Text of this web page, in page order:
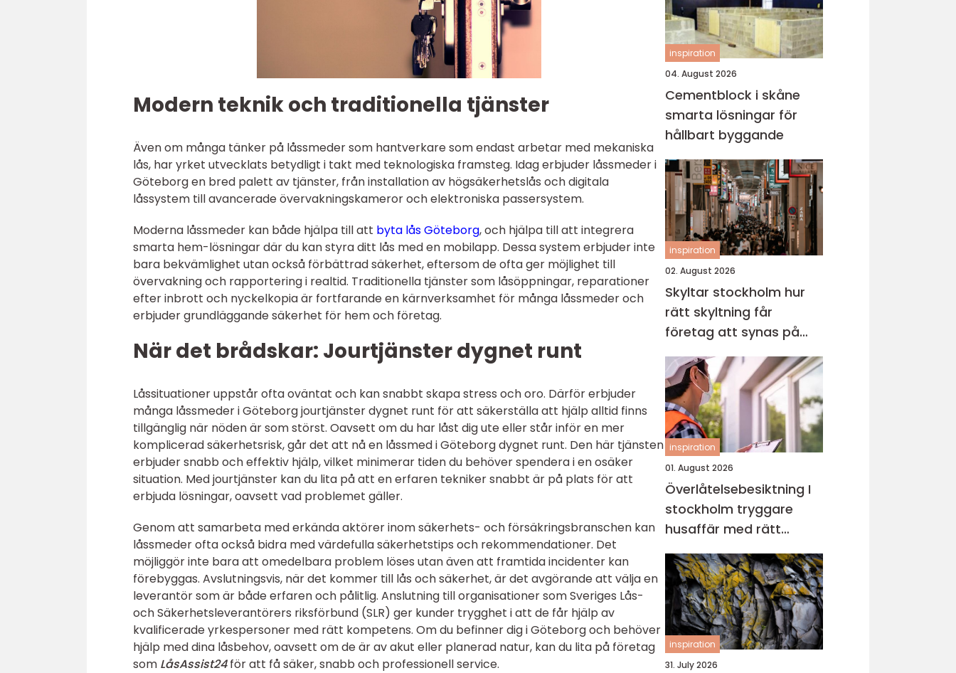
Modern teknik och traditionella tjänster
Även om många tänker på låssmeder som hantverkare som endast arbetar med mekaniska
lås, har yrket utvecklats betydligt i takt med teknologiska framsteg. Idag erbjuder låssmeder i
Göteborg en bred palett av tjänster, från installation av högsäkerhetslås och digitala
låssystem till avancerade övervakningskameror och elektroniska passersystem.
Moderna låssmeder kan både hjälpa till att byta lås Göteborg, och hjälpa till att integrera
smarta hem-lösningar där du kan styra ditt lås med en mobilapp. Dessa system erbjuder inte
bara bekvämlighet utan också förbättrad säkerhet, eftersom de ofta ger möjlighet till
övervakning och rapportering i realtid. Traditionella tjänster som låsöppningar, reparationer
efter inbrott och nyckelkopia är fortfarande en kärnverksamhet för många låssmeder och
erbjuder grundläggande säkerhet för hem och företag.
När det brådskar: Jourtjänster dygnet runt
Låssituationer uppstår ofta oväntat och kan snabbt skapa stress och oro. Därför erbjuder
många låssmeder i Göteborg jourtjänster dygnet runt för att säkerställa att hjälp alltid finns
tillgänglig när nöden är som störst. Oavsett om du har låst dig ute eller står inför en mer
komplicerad säkerhetsrisk, går det att nå en låssmed i Göteborg dygnet runt. Den här tjänsten
erbjuder snabb och effektiv hjälp, vilket minimerar tiden du behöver spendera i en osäker
situation. Med jourtjänster kan du lita på att en erfaren tekniker snabbt är på plats för att
erbjuda lösningar, oavsett vad problemet gäller.
Genom att samarbeta med erkända aktörer inom säkerhets- och försäkringsbranschen kan
låssmeder ofta också bidra med värdefulla säkerhetstips och rekommendationer. Det
möjliggör inte bara att omedelbara problem löses utan även att framtida incidenter kan
förebyggas. Avslutningsvis, när det kommer till lås och säkerhet, är det avgörande att välja en
leverantör som är både erfaren och pålitlig. Anslutning till organisationer som Sveriges Lås-
och Säkerhetsleverantörers riksförbund (SLR) ger kunder trygghet i att de får hjälp av
kvalificerade yrkespersoner med rätt kompetens. Om du befinner dig i Göteborg och behöver
hjälp med dina låsbehov, oavsett om de är av akut eller planerad natur, kan du lita på företag
som LåsAssist24 för att få säker, snabb och professionell service.
inspiration
04. August 2026
Cementblock i skåne
smarta lösningar för
hållbart byggande
inspiration
02. August 2026
Skyltar stockholm hur
rätt skyltning får
företag att synas på
riktigt
inspiration
01. August 2026
Överlåtelsebesiktning I
stockholm tryggare
husaffär med rätt
kunskap
inspiration
31. July 2026